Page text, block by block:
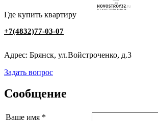
Где купить квартиру
+7(4832)77-03-07
Адрес: Брянск, ул.Войстроченко, д.3
Задать вопрос
Сообщение
Ваше имя *